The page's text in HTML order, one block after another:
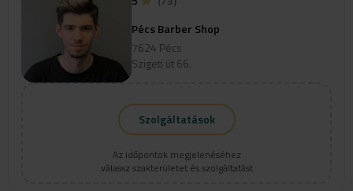
Szolgáltatások
Az időpontok megjelenéséhez
válassz szakterületet és szolgáltatást
Pécs Barber Shop
7624 Pécs
Szigeti út 66.